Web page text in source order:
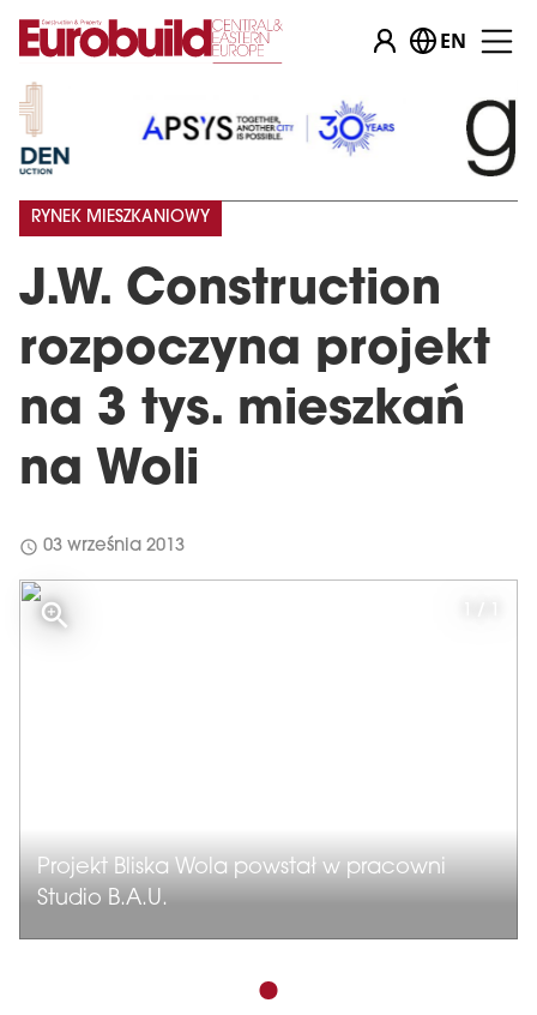
EN
J.W. Construction
rozpoczyna projekt
na 3 tys. mieszkań
na Woli
RYNEK MIESZKANIOWY
schedule 03 września 2013
Projekt Bliska Wola powstał w pracowni
Studio B.A.U.